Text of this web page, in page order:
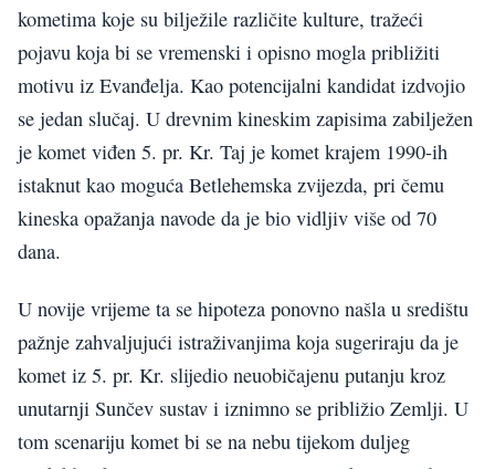
kometima koje su bilježile različite kulture, tražeći
pojavu koja bi se vremenski i opisno mogla približiti
motivu iz Evanđelja. Kao potencijalni kandidat izdvojio
se jedan slučaj. U drevnim kineskim zapisima zabilježen
je komet viđen 5. pr. Kr. Taj je komet krajem 1990-ih
istaknut kao moguća Betlehemska zvijezda, pri čemu
kineska opažanja navode da je bio vidljiv više od 70
dana.
U novije vrijeme ta se hipoteza ponovno našla u središtu
pažnje zahvaljujući istraživanjima koja sugeriraju da je
komet iz 5. pr. Kr. slijedio neuobičajenu putanju kroz
unutarnji Sunčev sustav i iznimno se približio Zemlji. U
tom scenariju komet bi se na nebu tijekom duljeg